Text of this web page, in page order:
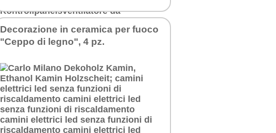
Decorazione in ceramica per fuoco
"Ceppo di legno", 4 pz.